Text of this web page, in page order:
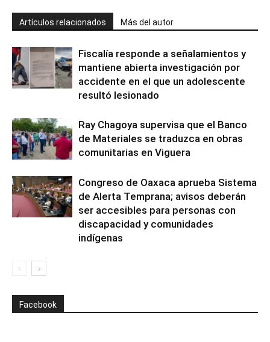
Artículos relacionados Más del autor
Fiscalía responde a señalamientos y
mantiene abierta investigación por
accidente en el que un adolescente
resultó lesionado
Ray Chagoya supervisa que el Banco
de Materiales se traduzca en obras
comunitarias en Viguera
Congreso de Oaxaca aprueba Sistema
de Alerta Temprana; avisos deberán
ser accesibles para personas con
discapacidad y comunidades
indígenas
Facebook